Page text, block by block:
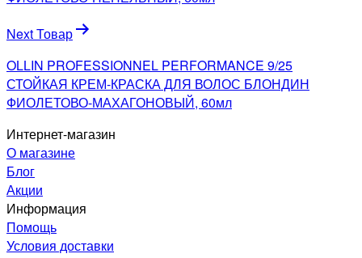
Next Товар
OLLIN PROFESSIONNEL PERFORMANCE 9/25
СТОЙКАЯ КРЕМ-КРАСКА ДЛЯ ВОЛОС БЛОНДИН
ФИОЛЕТОВО-МАХАГОНОВЫЙ, 60мл
Интернет-магазин
О магазине
Блог
Акции
Информация
Помощь
Условия доставки